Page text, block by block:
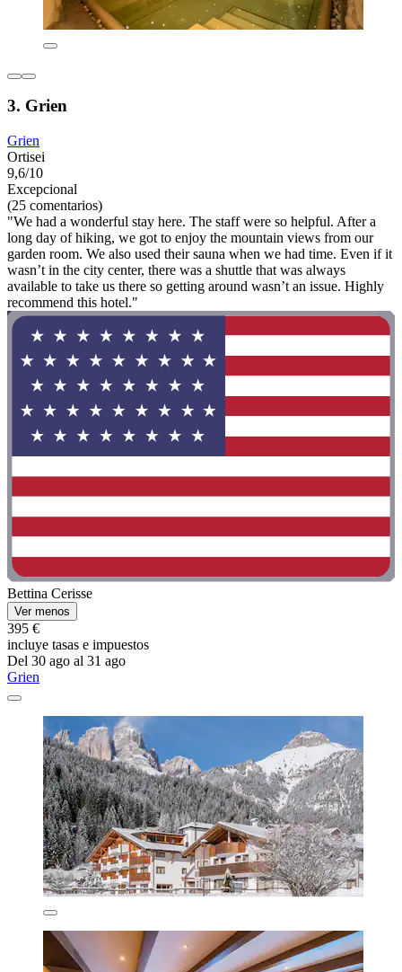
3. Grien
Grien
Ortisei
9,6/10
Excepcional
(25 comentarios)
"We had a wonderful stay here. The staff were so helpful. After a
long day of hiking, we got to enjoy the mountain views from our
garden room. We also used their sauna when we had time. Even if it
wasn’t in the city center, there was a shuttle that was always
available to take us there so getting around wasn’t an issue. Highly
recommend this hotel."
Bettina Cerisse
Ver menos
395 €
incluye tasas e impuestos
Del 30 ago al 31 ago
Grien